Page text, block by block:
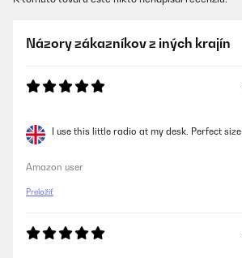
Názory zákazníkov z iných krajín
I use this little radio at my desk. Perfect size
Amazon user
Preložiť